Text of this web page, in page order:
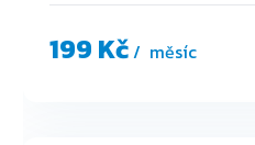
199 Kč/ měsíc